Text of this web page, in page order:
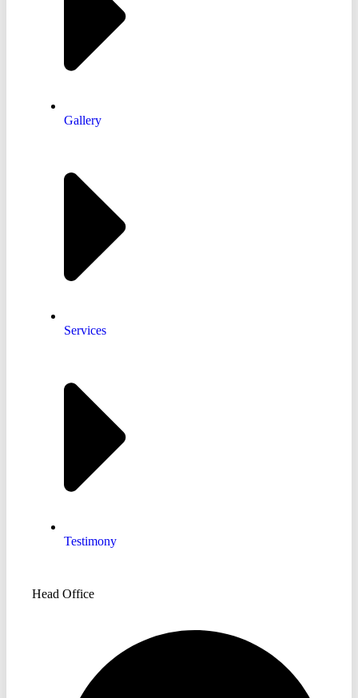
Gallery
Services
Testimony
Head Office